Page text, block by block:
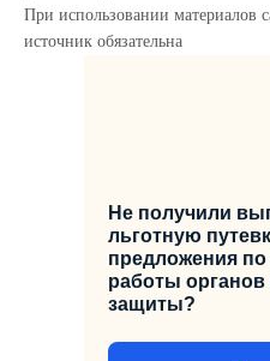
При использовании материалов
источник обязательна
Не получили
льготную
предложения
работы
защиты?